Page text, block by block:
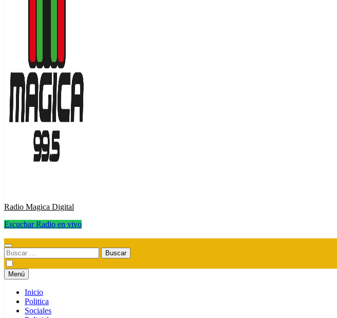
Radio Magica Digital
Escuchar Radio en vivo
Buscar:
Menú
Inicio
Politica
Sociales